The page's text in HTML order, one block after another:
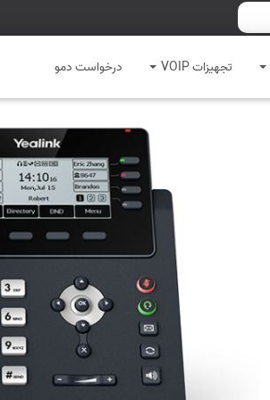
تجهیزات VOIP درخواست دمو